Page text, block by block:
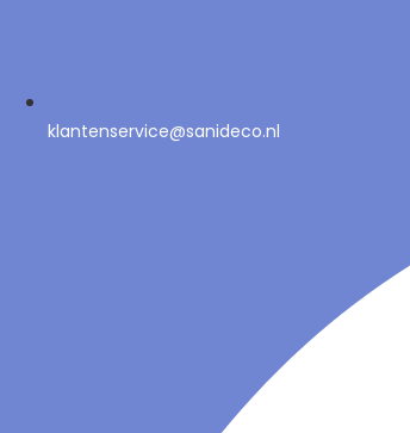
klantenservice@sanideco.nl